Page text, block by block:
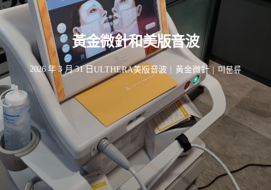
黃金微針和美版音波
2026 年 3 月 31 日 ULTHERA美版音波 | 黃金微針 | 미분류